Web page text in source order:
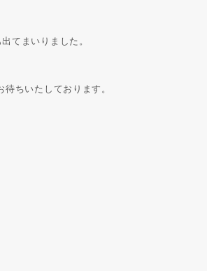
てまいりました。
ちいたしております。